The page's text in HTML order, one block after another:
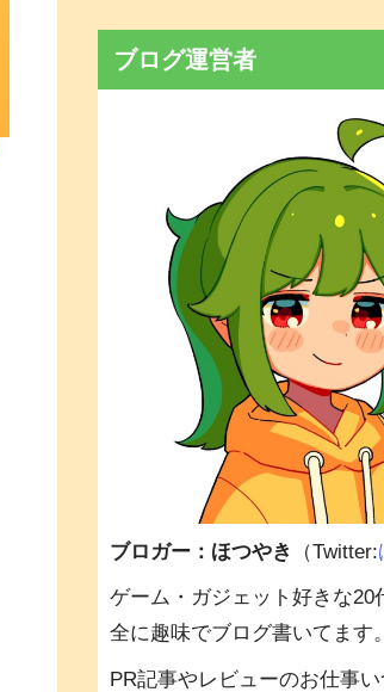
ブログ運営者
ブロガー：ほつやき （Twitter:
ゲーム・ガジェット好きな20
全に趣味でブログ書いてます。
PR記事やレビューのお仕事